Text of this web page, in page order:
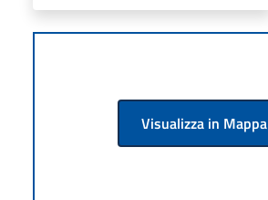
Visualizza in Mappa